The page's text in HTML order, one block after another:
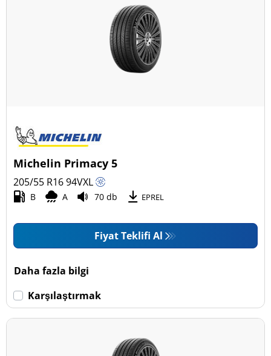
Michelin Primacy 5
205/55 R1694VXL
B A 70 db EPREL
Fiyat Teklifi Al
Daha fazla bilgi
Karşılaştırmak